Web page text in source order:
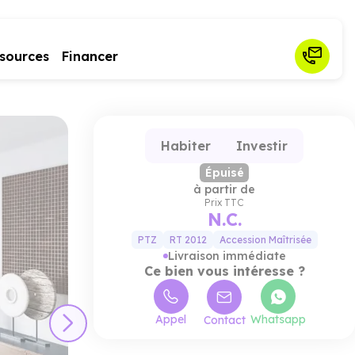
Financer
Habiter Investir
Épuisé
à partir de
Prix TTC
N.C.
PTZ RT 2012 Accession Maîtrisée
Livraison immédiate
Ce bien vous intéresse ?
Appel Contact Whatsapp